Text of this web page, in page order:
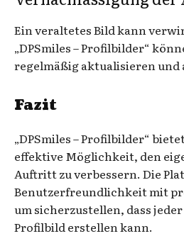
Ein veraltetes Bild kann
„DPSmiles – Profilbilder“
regelmäßig aktualisieren und
Fazit
„DPSmiles – Profilbilder“
effektive Möglichkeit, den
Auftritt zu verbessern. Die
Benutzerfreundlichkeit mit
um sicherzustellen, dass
Profilbild erstellen kann.